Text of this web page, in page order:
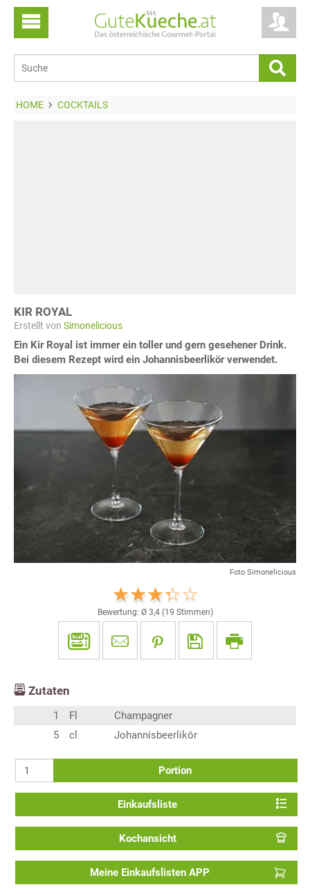
HOME COCKTAILS
KIR ROYAL
Erstellt von Simonelicious
Ein Kir Royal ist immer ein toller und gern gesehener Drink.
Bei diesem Rezept wird ein Johannisbeerlikör verwendet.
Foto Simonelicious
Bewertung: Ø 3,4(19 Stimmen)
Zutaten
1 Fl
Champagner
5
cl Johannisbeerlikör
Portion
Einkaufsliste
Kochansicht
Meine Einkaufslisten APP